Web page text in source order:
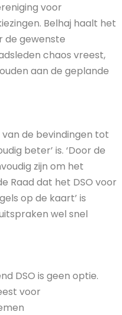
voor
Belhaj haalt het
de gewenste
chaos vreest,
aan de geplande
de bevindingen tot
beter’ is. ‘Door de
zijn om het
Raad dat het DSO voor
op de kaart’ is
wel snel
DSO is geen optie.
voor